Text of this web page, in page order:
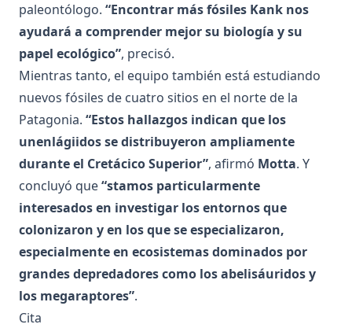
paleontólogo. “Encontrar más fósiles Kank nos
ayudará a comprender mejor su biología y su
papel ecológico”, precisó.
Mientras tanto, el equipo también está estudiando
nuevos fósiles de cuatro sitios en el norte de la
Patagonia. “Estos hallazgos indican que los
unenlágiidos se distribuyeron ampliamente
durante el Cretácico Superior”, afirmó Motta. Y
concluyó que“stamos particularmente
interesados ​​en investigar los entornos que
colonizaron y en los que se especializaron,
especialmente en ecosistemas dominados por
grandes depredadores como los abelisáuridos y
los megaraptores”.
Cita